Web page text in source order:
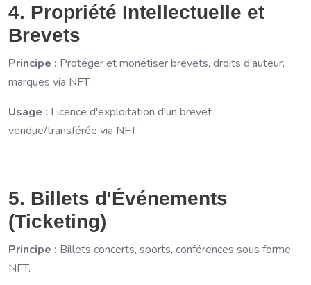
4. Propriété Intellectuelle et
Brevets
Principe : Protéger et monétiser brevets, droits d'auteur,
marques via NFT.
Usage : Licence d'exploitation d'un brevet
vendue/transférée via NFT
5. Billets d'Événements
(Ticketing)
Principe : Billets concerts, sports, conférences sous forme
NFT.